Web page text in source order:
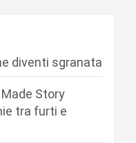
diventi sgranata
Story
tra furti e